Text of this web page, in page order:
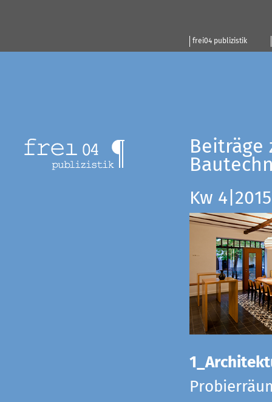
frei04 publizistik
Beiträge
Kw